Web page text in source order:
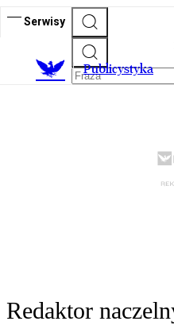
Serwisy
Publicystyka
Redaktor